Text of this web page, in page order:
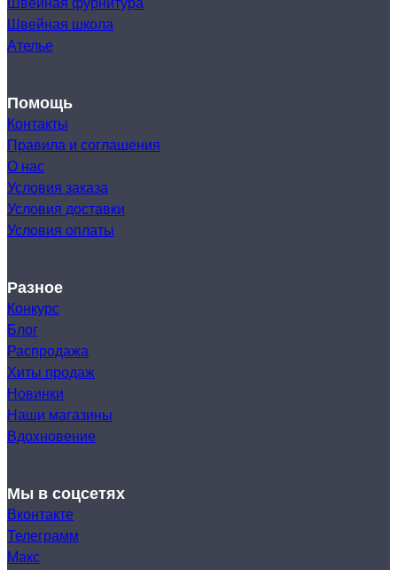
Швейная школа
Ателье
Помощь
Контакты
Правила и соглашения
О нас
Условия заказа
Условия доставки
Условия оплаты
Разное
Конкурс
Блог
Распродажа
Хиты продаж
Новинки
Наши магазины
Вдохновение
Мы в соцсетях
Вконтакте
Телеграмм
Макс